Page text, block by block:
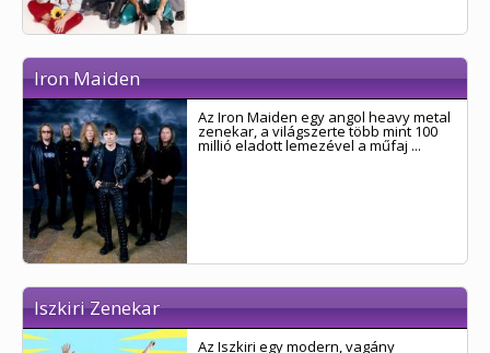
Iron Maiden
Az Iron Maiden egy angol heavy metal
zenekar, a világszerte több mint 100
millió eladott lemezével a műfaj ...
Iszkiri Zenekar
Az Iszkiri egy modern, vagány